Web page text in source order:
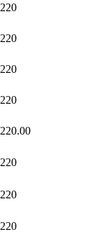
220
220
220
220
220.00
220
220
220